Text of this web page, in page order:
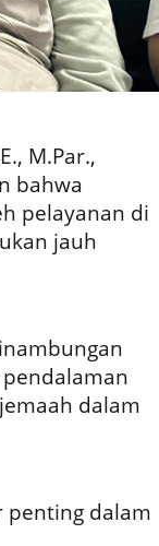
M.Par.,
bahwa
pelayanan di
jauh
dalam
penting dalam